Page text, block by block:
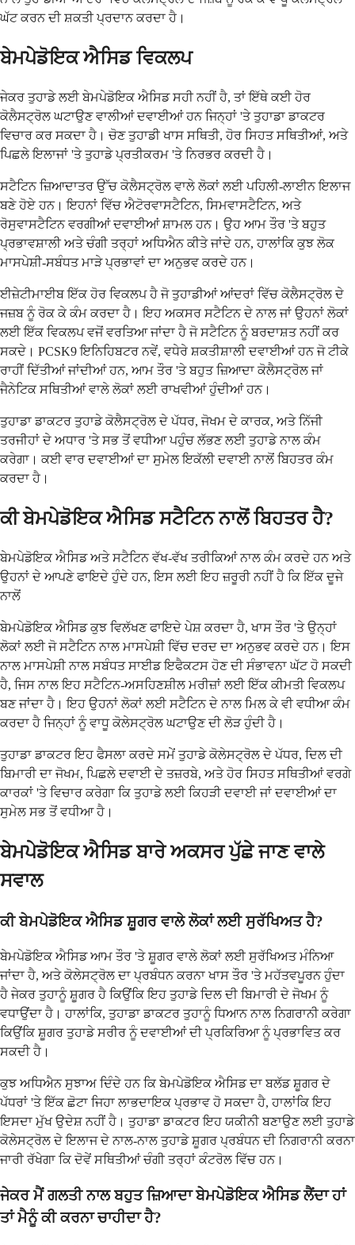
ਘੱਟ ਕਰਨ ਦੀ ਸ਼ਕਤੀ ਪ੍ਰਦਾਨ ਕਰਦਾ ਹੈ।
ਬੇਮਪੇਡੋਇਕ ਐਸਿਡ ਵਿਕਲਪ
ਜੇਕਰ ਤੁਹਾਡੇ ਲਈ ਬੇਮਪੇਡੋਇਕ ਐਸਿਡ ਸਹੀ ਨਹੀਂ ਹੈ, ਤਾਂ ਇੱਥੇ ਕਈ ਹੋਰ
ਕੋਲੈਸਟ੍ਰੋਲ ਘਟਾਉਣ ਵਾਲੀਆਂ ਦਵਾਈਆਂ ਹਨ ਜਿਨ੍ਹਾਂ 'ਤੇ ਤੁਹਾਡਾ ਡਾਕਟਰ
ਵਿਚਾਰ ਕਰ ਸਕਦਾ ਹੈ। ਚੋਣ ਤੁਹਾਡੀ ਖਾਸ ਸਥਿਤੀ, ਹੋਰ ਸਿਹਤ ਸਥਿਤੀਆਂ, ਅਤੇ
ਪਿਛਲੇ ਇਲਾਜਾਂ 'ਤੇ ਤੁਹਾਡੇ ਪ੍ਰਤੀਕਰਮ 'ਤੇ ਨਿਰਭਰ ਕਰਦੀ ਹੈ।
ਸਟੈਟਿਨ ਜ਼ਿਆਦਾਤਰ ਉੱਚ ਕੋਲੈਸਟ੍ਰੋਲ ਵਾਲੇ ਲੋਕਾਂ ਲਈ ਪਹਿਲੀ-ਲਾਈਨ ਇਲਾਜ
ਬਣੇ ਹੋਏ ਹਨ। ਇਹਨਾਂ ਵਿੱਚ ਐਟੋਰਵਾਸਟੈਟਿਨ, ਸਿਮਵਾਸਟੈਟਿਨ, ਅਤੇ
ਰੋਸੁਵਾਸਟੈਟਿਨ ਵਰਗੀਆਂ ਦਵਾਈਆਂ ਸ਼ਾਮਲ ਹਨ। ਉਹ ਆਮ ਤੌਰ 'ਤੇ ਬਹੁਤ
ਪ੍ਰਭਾਵਸ਼ਾਲੀ ਅਤੇ ਚੰਗੀ ਤਰ੍ਹਾਂ ਅਧਿਐਨ ਕੀਤੇ ਜਾਂਦੇ ਹਨ, ਹਾਲਾਂਕਿ ਕੁਝ ਲੋਕ
ਮਾਸਪੇਸ਼ੀ-ਸਬੰਧਤ ਮਾੜੇ ਪ੍ਰਭਾਵਾਂ ਦਾ ਅਨੁਭਵ ਕਰਦੇ ਹਨ।
ਈਜ਼ੇਟੀਮਾਈਬ ਇੱਕ ਹੋਰ ਵਿਕਲਪ ਹੈ ਜੋ ਤੁਹਾਡੀਆਂ ਆਂਦਰਾਂ ਵਿੱਚ ਕੋਲੈਸਟ੍ਰੋਲ ਦੇ
ਜਜ਼ਬ ਨੂੰ ਰੋਕ ਕੇ ਕੰਮ ਕਰਦਾ ਹੈ। ਇਹ ਅਕਸਰ ਸਟੈਟਿਨ ਦੇ ਨਾਲ ਜਾਂ ਉਹਨਾਂ ਲੋਕਾਂ
ਲਈ ਇੱਕ ਵਿਕਲਪ ਵਜੋਂ ਵਰਤਿਆ ਜਾਂਦਾ ਹੈ ਜੋ ਸਟੈਟਿਨ ਨੂੰ ਬਰਦਾਸ਼ਤ ਨਹੀਂ ਕਰ
ਸਕਦੇ। PCSK9 ਇਨਿਹਿਬਟਰ ਨਵੇਂ, ਵਧੇਰੇ ਸ਼ਕਤੀਸ਼ਾਲੀ ਦਵਾਈਆਂ ਹਨ ਜੋ ਟੀਕੇ
ਰਾਹੀਂ ਦਿੱਤੀਆਂ ਜਾਂਦੀਆਂ ਹਨ, ਆਮ ਤੌਰ 'ਤੇ ਬਹੁਤ ਜ਼ਿਆਦਾ ਕੋਲੈਸਟ੍ਰੋਲ ਜਾਂ
ਜੈਨੇਟਿਕ ਸਥਿਤੀਆਂ ਵਾਲੇ ਲੋਕਾਂ ਲਈ ਰਾਖਵੀਆਂ ਹੁੰਦੀਆਂ ਹਨ।
ਤੁਹਾਡਾ ਡਾਕਟਰ ਤੁਹਾਡੇ ਕੋਲੈਸਟ੍ਰੋਲ ਦੇ ਪੱਧਰ, ਜੋਖਮ ਦੇ ਕਾਰਕ, ਅਤੇ ਨਿੱਜੀ
ਤਰਜੀਹਾਂ ਦੇ ਅਧਾਰ 'ਤੇ ਸਭ ਤੋਂ ਵਧੀਆ ਪਹੁੰਚ ਲੱਭਣ ਲਈ ਤੁਹਾਡੇ ਨਾਲ ਕੰਮ
ਕਰੇਗਾ। ਕਈ ਵਾਰ ਦਵਾਈਆਂ ਦਾ ਸੁਮੇਲ ਇਕੱਲੀ ਦਵਾਈ ਨਾਲੋਂ ਬਿਹਤਰ ਕੰਮ
ਕਰਦਾ ਹੈ।
ਕੀ ਬੇਮਪੇਡੋਇਕ ਐਸਿਡ ਸਟੈਟਿਨ ਨਾਲੋਂ ਬਿਹਤਰ ਹੈ?
ਬੇਮਪੇਡੋਇਕ ਐਸਿਡ ਅਤੇ ਸਟੈਟਿਨ ਵੱਖ-ਵੱਖ ਤਰੀਕਿਆਂ ਨਾਲ ਕੰਮ ਕਰਦੇ ਹਨ ਅਤੇ
ਉਹਨਾਂ ਦੇ ਆਪਣੇ ਫਾਇਦੇ ਹੁੰਦੇ ਹਨ, ਇਸ ਲਈ ਇਹ ਜ਼ਰੂਰੀ ਨਹੀਂ ਹੈ ਕਿ ਇੱਕ ਦੂਜੇ
ਨਾਲੋਂ
ਬੇਮਪੇਡੋਇਕ ਐਸਿਡ ਕੁਝ ਵਿਲੱਖਣ ਫਾਇਦੇ ਪੇਸ਼ ਕਰਦਾ ਹੈ, ਖਾਸ ਤੌਰ 'ਤੇ ਉਨ੍ਹਾਂ
ਲੋਕਾਂ ਲਈ ਜੋ ਸਟੈਟਿਨ ਨਾਲ ਮਾਸਪੇਸ਼ੀ ਵਿੱਚ ਦਰਦ ਦਾ ਅਨੁਭਵ ਕਰਦੇ ਹਨ। ਇਸ
ਨਾਲ ਮਾਸਪੇਸ਼ੀ ਨਾਲ ਸਬੰਧਤ ਸਾਈਡ ਇਫੈਕਟਸ ਹੋਣ ਦੀ ਸੰਭਾਵਨਾ ਘੱਟ ਹੋ ਸਕਦੀ
ਹੈ, ਜਿਸ ਨਾਲ ਇਹ ਸਟੈਟਿਨ-ਅਸਹਿਣਸ਼ੀਲ ਮਰੀਜ਼ਾਂ ਲਈ ਇੱਕ ਕੀਮਤੀ ਵਿਕਲਪ
ਬਣ ਜਾਂਦਾ ਹੈ। ਇਹ ਉਹਨਾਂ ਲੋਕਾਂ ਲਈ ਸਟੈਟਿਨ ਦੇ ਨਾਲ ਮਿਲ ਕੇ ਵੀ ਵਧੀਆ ਕੰਮ
ਕਰਦਾ ਹੈ ਜਿਨ੍ਹਾਂ ਨੂੰ ਵਾਧੂ ਕੋਲੇਸਟ੍ਰੋਲ ਘਟਾਉਣ ਦੀ ਲੋੜ ਹੁੰਦੀ ਹੈ।
ਤੁਹਾਡਾ ਡਾਕਟਰ ਇਹ ਫੈਸਲਾ ਕਰਦੇ ਸਮੇਂ ਤੁਹਾਡੇ ਕੋਲੇਸਟ੍ਰੋਲ ਦੇ ਪੱਧਰ, ਦਿਲ ਦੀ
ਬਿਮਾਰੀ ਦਾ ਜੋਖਮ, ਪਿਛਲੇ ਦਵਾਈ ਦੇ ਤਜ਼ਰਬੇ, ਅਤੇ ਹੋਰ ਸਿਹਤ ਸਥਿਤੀਆਂ ਵਰਗੇ
ਕਾਰਕਾਂ 'ਤੇ ਵਿਚਾਰ ਕਰੇਗਾ ਕਿ ਤੁਹਾਡੇ ਲਈ ਕਿਹੜੀ ਦਵਾਈ ਜਾਂ ਦਵਾਈਆਂ ਦਾ
ਸੁਮੇਲ ਸਭ ਤੋਂ ਵਧੀਆ ਹੈ।
ਬੇਮਪੇਡੋਇਕ ਐਸਿਡ ਬਾਰੇ ਅਕਸਰ ਪੁੱਛੇ ਜਾਣ ਵਾਲੇ
ਸਵਾਲ
ਕੀ ਬੇਮਪੇਡੋਇਕ ਐਸਿਡ ਸ਼ੂਗਰ ਵਾਲੇ ਲੋਕਾਂ ਲਈ ਸੁਰੱਖਿਅਤ ਹੈ?
ਬੇਮਪੇਡੋਇਕ ਐਸਿਡ ਆਮ ਤੌਰ 'ਤੇ ਸ਼ੂਗਰ ਵਾਲੇ ਲੋਕਾਂ ਲਈ ਸੁਰੱਖਿਅਤ ਮੰਨਿਆ
ਜਾਂਦਾ ਹੈ, ਅਤੇ ਕੋਲੇਸਟ੍ਰੋਲ ਦਾ ਪ੍ਰਬੰਧਨ ਕਰਨਾ ਖਾਸ ਤੌਰ 'ਤੇ ਮਹੱਤਵਪੂਰਨ ਹੁੰਦਾ
ਹੈ ਜੇਕਰ ਤੁਹਾਨੂੰ ਸ਼ੂਗਰ ਹੈ ਕਿਉਂਕਿ ਇਹ ਤੁਹਾਡੇ ਦਿਲ ਦੀ ਬਿਮਾਰੀ ਦੇ ਜੋਖਮ ਨੂੰ
ਵਧਾਉਂਦਾ ਹੈ। ਹਾਲਾਂਕਿ, ਤੁਹਾਡਾ ਡਾਕਟਰ ਤੁਹਾਨੂੰ ਧਿਆਨ ਨਾਲ ਨਿਗਰਾਨੀ ਕਰੇਗਾ
ਕਿਉਂਕਿ ਸ਼ੂਗਰ ਤੁਹਾਡੇ ਸਰੀਰ ਨੂੰ ਦਵਾਈਆਂ ਦੀ ਪ੍ਰਕਿਰਿਆ ਨੂੰ ਪ੍ਰਭਾਵਿਤ ਕਰ
ਸਕਦੀ ਹੈ।
ਕੁਝ ਅਧਿਐਨ ਸੁਝਾਅ ਦਿੰਦੇ ਹਨ ਕਿ ਬੇਮਪੇਡੋਇਕ ਐਸਿਡ ਦਾ ਬਲੱਡ ਸ਼ੂਗਰ ਦੇ
ਪੱਧਰਾਂ 'ਤੇ ਇੱਕ ਛੋਟਾ ਜਿਹਾ ਲਾਭਦਾਇਕ ਪ੍ਰਭਾਵ ਹੋ ਸਕਦਾ ਹੈ, ਹਾਲਾਂਕਿ ਇਹ
ਇਸਦਾ ਮੁੱਖ ਉਦੇਸ਼ ਨਹੀਂ ਹੈ। ਤੁਹਾਡਾ ਡਾਕਟਰ ਇਹ ਯਕੀਨੀ ਬਣਾਉਣ ਲਈ ਤੁਹਾਡੇ
ਕੋਲੇਸਟ੍ਰੋਲ ਦੇ ਇਲਾਜ ਦੇ ਨਾਲ-ਨਾਲ ਤੁਹਾਡੇ ਸ਼ੂਗਰ ਪ੍ਰਬੰਧਨ ਦੀ ਨਿਗਰਾਨੀ ਕਰਨਾ
ਜਾਰੀ ਰੱਖੇਗਾ ਕਿ ਦੋਵੇਂ ਸਥਿਤੀਆਂ ਚੰਗੀ ਤਰ੍ਹਾਂ ਕੰਟਰੋਲ ਵਿੱਚ ਹਨ।
ਜੇਕਰ ਮੈਂ ਗਲਤੀ ਨਾਲ ਬਹੁਤ ਜ਼ਿਆਦਾ ਬੇਮਪੇਡੋਇਕ ਐਸਿਡ ਲੈਂਦਾ ਹਾਂ
ਤਾਂ ਮੈਨੂੰ ਕੀ ਕਰਨਾ ਚਾਹੀਦਾ ਹੈ?